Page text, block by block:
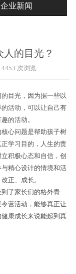
企业新闻
的目光？
次浏览
目光，因为据一些以
活动，可以让自己有
的活动。
心问题是帮助孩子树
学习目的，人生的责
积极心态和自信，创
精心设计的情境和活
正、成长。
了家长们的格外青
营活动，能够真正让
康成长来说能起到真